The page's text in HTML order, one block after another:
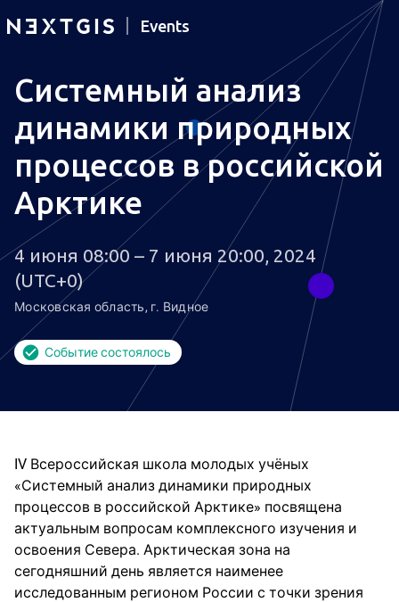
Events
Системный анализ
динамики природных
процессов в российской
Арктике
4 июня 08:00 – 7 июня 20:00, 2024
(UTC+0)
Московская область, г. Видное
Событие состоялось
IV Всероссийская школа молодых учёных
«Системный анализ динамики природных
процессов в российской Арктике» посвящена
актуальным вопросам комплексного изучения и
освоения Севера. Арктическая зона на
сегодняшний день является наименее
исследованным регионом России с точки зрения